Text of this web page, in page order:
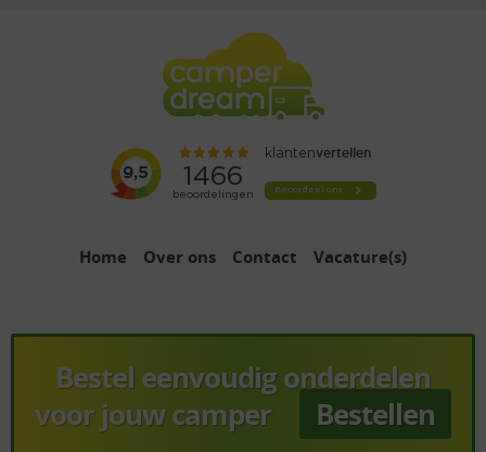
Home Over ons Contact Vacature(s)
Bestel eenvoudig onderdelen
voor jouw camper
Bestellen